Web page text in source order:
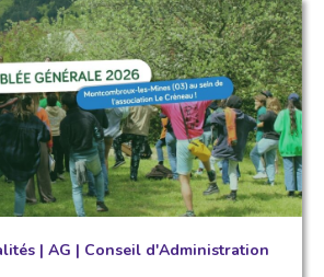
| AG | Conseil d'Administration